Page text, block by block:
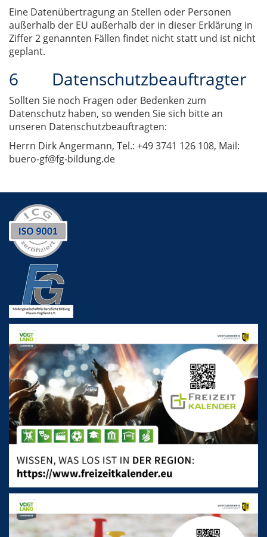
Eine Datenübertragung an Stellen oder Personen
außerhalb der EU außerhalb der in dieser Erklärung in
Ziffer 2 genannten Fällen findet nicht statt und ist nicht
geplant.
6 Datenschutzbeauftragter
Sollten Sie noch Fragen oder Bedenken zum
Datenschutz haben, so wenden Sie sich bitte an
unseren Datenschutzbeauftragten:
Herrn Dirk Angermann, Tel.: +49 3741 126 108, Mail:
buero-gf@fg-bildung.de